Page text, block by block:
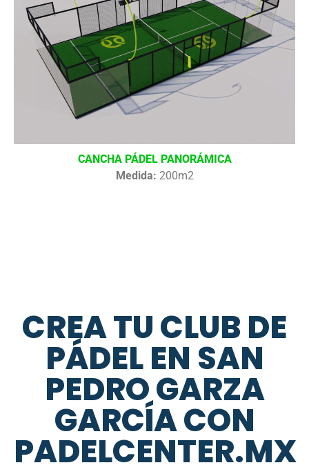
CANCHA PÁDEL PANORÁMICA
Medida: 200m2
CREA TU CLUB DE
PÁDEL EN SAN
PEDRO GARZA
GARCÍA CON
PADELCENTER.MX